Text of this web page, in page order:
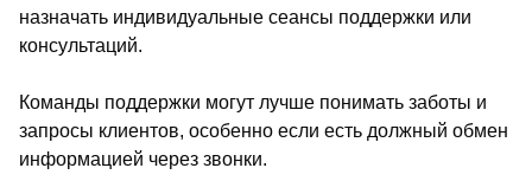
назначать индивидуальные сеансы поддержки или
консультаций.
Команды поддержки могут лучше понимать заботы и
запросы клиентов, особенно если есть должный обмен
информацией через звонки.